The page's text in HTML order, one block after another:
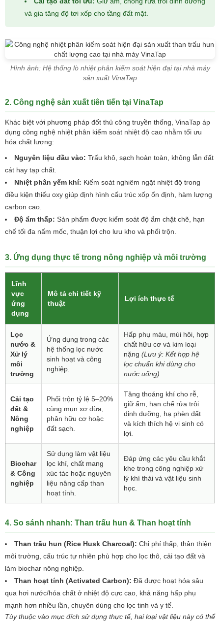
và gia tăng độ tơi xốp cho tầng đất mặt.
Hình ảnh: Hệ thống lò nhiệt phân kiểm soát hiện đại tại nhà máy
sản xuất VinaTap
2. Công nghệ sản xuất tiên tiến tại VinaTap
Khác biệt với phương pháp đốt thủ công truyền thống, VinaTap áp
dụng công nghệ nhiệt phân kiểm soát nhiệt độ cao nhằm tối ưu
hóa chất lượng:
Nguyên liệu đầu vào: Trấu khô, sạch hoàn toàn, không lẫn đất
cát hay tạp chất.
Nhiệt phân yếm khí: Kiểm soát nghiêm ngặt nhiệt độ trong
điều kiện thiếu oxy giúp định hình cấu trúc xốp ổn định, hàm lượng
carbon cao.
Độ ẩm thấp: Sản phẩm được kiểm soát độ ẩm chặt chẽ, hạn
chế tối đa nấm mốc, thuận lợi cho lưu kho và phối trộn.
3. Ứng dụng thực tế trong nông nghiệp và môi trường
Lĩnh
vực
ứng
dụng
Mô tả chi tiết kỹ
thuật
Lợi ích thực tế
Lọc
nước &
Xử lý
môi
trường
Ứng dụng trong các
hệ thống lọc nước
sinh hoạt và công
nghiệp.
Hấp phụ màu, mùi hôi, hợp
chất hữu cơ và kim loại
nặng (Lưu ý: Kết hợp hệ
lọc chuẩn khi dùng cho
nước uống)
Cải tạo
đất &
Nông
nghiệp
Phối trộn tỷ lệ 5–20%
cùng mụn xơ dừa,
phân hữu cơ hoặc
đất sạch.
Tăng thoáng khí cho rễ,
giữ ẩm, hạn chế rửa trôi
dinh dưỡng, hạ phèn đất
và kích thích hệ vi sinh có
lợi.
Biochar
& Công
nghiệp
Sử dụng làm vật liệu
lọc khí, chất mang
xúc tác hoặc nguyên
liệu nâng cấp than
hoạt tính.
Đáp ứng các yêu cầu khắt
khe trong công nghiệp xử
lý khí thải và vật liệu sinh
học.
4. So sánh nhanh: Than trấu hun & Than hoạt tính
Than trấu hun (Rice Husk Charcoal): Chi phí thấp, thân thiện
môi trường, cấu trúc tự nhiên phù hợp cho lọc thô, cải tạo đất và
làm biochar nông nghiệp.
Than hoạt tính (Activated Carbon): Đã được hoạt hóa sâu
qua hơi nước/hóa chất ở nhiệt độ cực cao, khả năng hấp phụ
mạnh hơn nhiều lần, chuyên dùng cho lọc tinh và y tế.
Tùy thuộc vào mục đích sử dụng thực tế, hai loại vật liệu này có thể